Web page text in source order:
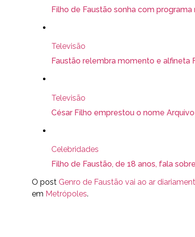
Filho de Faustão sonha com programa
Televisão
Faustão relembra momento e alfineta
Televisão
César Filho emprestou o nome
Celebridades
Filho de Faustão, de 18 anos, fala
O post Genro de Faustão vai ao ar
em Metrópoles.